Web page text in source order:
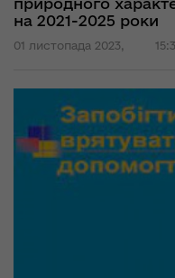
на 2021-2025 роки
01 листопада 2023,